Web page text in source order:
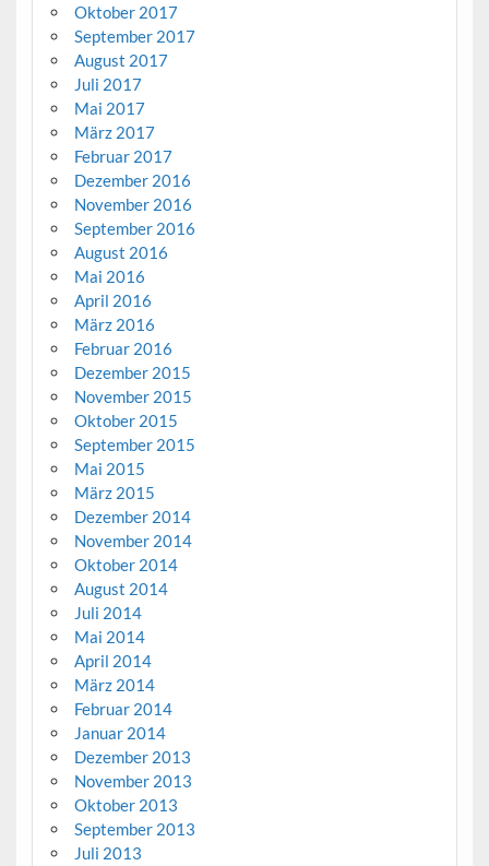
Oktober 2017
September 2017
August 2017
Juli 2017
Mai 2017
März 2017
Februar 2017
Dezember 2016
November 2016
September 2016
August 2016
Mai 2016
April 2016
März 2016
Februar 2016
Dezember 2015
November 2015
Oktober 2015
September 2015
Mai 2015
März 2015
Dezember 2014
November 2014
Oktober 2014
August 2014
Juli 2014
Mai 2014
April 2014
März 2014
Februar 2014
Januar 2014
Dezember 2013
November 2013
Oktober 2013
September 2013
Juli 2013